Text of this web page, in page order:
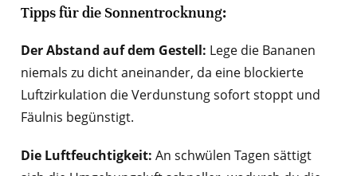
Tipps für die Sonnentrocknung:
Der Abstand auf dem Gestell: Lege die Bananen
niemals zu dicht aneinander, da eine blockierte
Luftzirkulation die Verdunstung sofort stoppt und
Fäulnis begünstigt.
Die Luftfeuchtigkeit: An schwülen Tagen sättigt